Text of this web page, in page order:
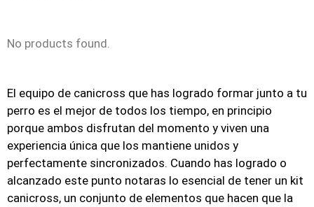
No products found.
El equipo de canicross que has logrado formar junto a tu
perro es el mejor de todos los tiempo, en principio
porque ambos disfrutan del momento y viven una
experiencia única que los mantiene unidos y
perfectamente sincronizados. Cuando has logrado o
alcanzado este punto notaras lo esencial de tener un kit
canicross, un conjunto de elementos que hacen que la